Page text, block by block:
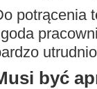
potrącenia
być